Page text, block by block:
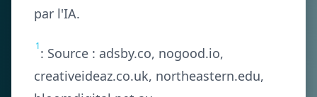
par l'IA.
1: Source : adsby.co, nogood.io,
creativeideaz.co.uk, northeastern.edu,